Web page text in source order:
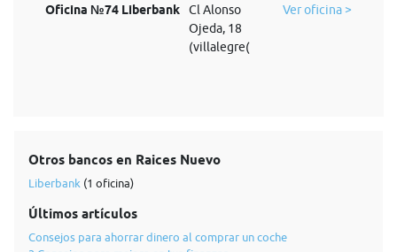
Oficina №74 Liberbank
Cl Alonso
Ojeda, 18
(villalegre(
Ver oficina >
Otros bancos en Raices Nuevo
Liberbank (1 oficina)
Últimos artículos
Consejos para ahorrar dinero al comprar un coche